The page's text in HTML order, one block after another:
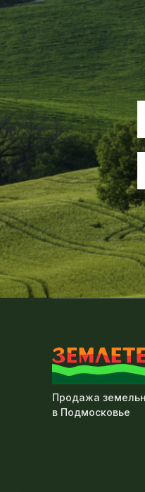
Продажа
в Подмосковье